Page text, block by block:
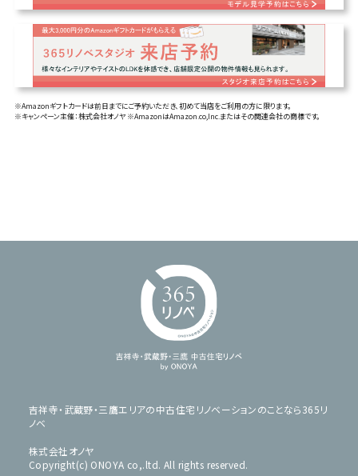
※Amazonギフトカードは前日までにご予約いただき、初めて当店をご利用の方に限ります。
※キャンペーン主催：株式会社オノヤ ※AmazonはAmazon.co,Inc.またはその関連会社の商標です。
吉祥寺・武蔵野・三鷹エリアの中古住宅リノベーションのことなら365リ
ノベ
株式会社オノヤ
Copyright(c) ONOYA co,.ltd. All rights reserved.